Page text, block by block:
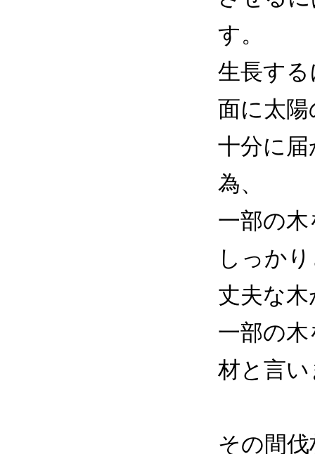
す。
生長す
面に太
十分に
為、
一部の
しっか
丈夫な
一部の
材と言
その間